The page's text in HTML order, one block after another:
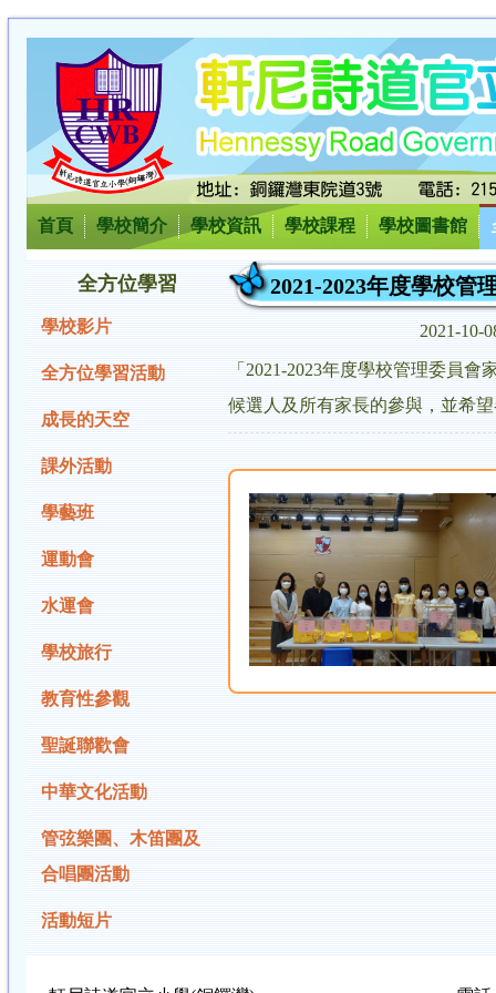
首頁 學校簡介 學校資訊 學校課程 學校圖書館
全方位學習
學校影片
全方位學習活動
成長的天空
課外活動
學藝班
運動會
水運會
學校旅行
教育性參觀
聖誕聯歡會
中華文化活動
管弦樂團、木笛團及
合唱團活動
活動短片
2021-2023年度學校管
2021-10-
「2021-2023年度學校管理委員
候選人及所有家長的參與，並希